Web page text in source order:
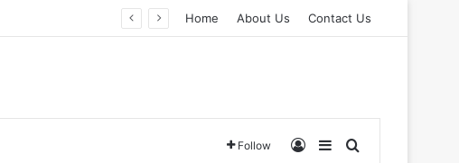
Home About Us Contact Us
Follow Log InSidebarSearch for